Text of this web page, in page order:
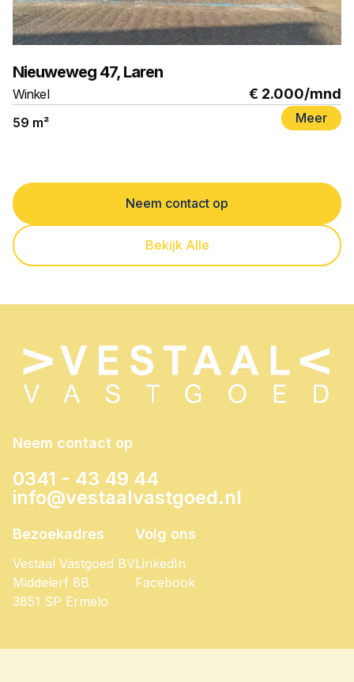
Nieuweweg 47, Laren
Winkel € 2.000/mnd
59 m² Meer
Neem contact op
Bekijk Alle
Neem contact op
0341 - 43 49 44
info@vestaalvastgoed.nl
Bezoekadres
Vestaal Vastgoed BV
Middelerf 8B
3851 SP Ermelo
Volg ons
LinkedIn
Facebook